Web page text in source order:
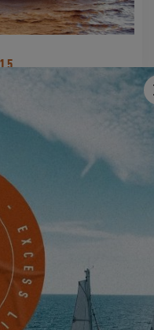
TERMIN
Coast